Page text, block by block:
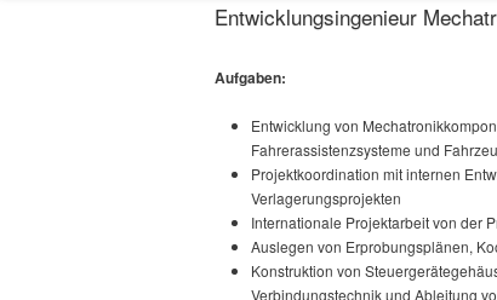
Entwicklungsingenieur
Aufgaben:
Entwicklung von
Fahrerassistenzsysteme und
Projektkoordination mit internen
Verlagerungsprojekten
Internationale Projektarbeit von der
Auslegen von Erprobungsplänen,
Konstruktion von
Verbindungstechnik und Ableitung